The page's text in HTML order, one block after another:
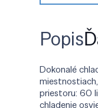
Popis
Dokonalé
priestoru: 60
chladenie